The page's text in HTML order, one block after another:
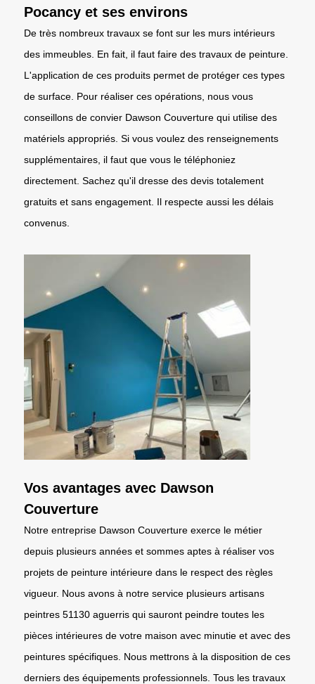
Pocancy et ses environs
De très nombreux travaux se font sur les murs intérieurs
des immeubles. En fait, il faut faire des travaux de peinture.
L'application de ces produits permet de protéger ces types
de surface. Pour réaliser ces opérations, nous vous
conseillons de convier Dawson Couverture qui utilise des
matériels appropriés. Si vous voulez des renseignements
supplémentaires, il faut que vous le téléphoniez
directement. Sachez qu'il dresse des devis totalement
gratuits et sans engagement. Il respecte aussi les délais
convenus.
Vos avantages avec Dawson
Couverture
Notre entreprise Dawson Couverture exerce le métier
depuis plusieurs années et sommes aptes à réaliser vos
projets de peinture intérieure dans le respect des règles
vigueur. Nous avons à notre service plusieurs artisans
peintres 51130 aguerris qui sauront peindre toutes les
pièces intérieures de votre maison avec minutie et avec des
peintures spécifiques. Nous mettrons à la disposition de ces
derniers des équipements professionnels. Tous les travaux